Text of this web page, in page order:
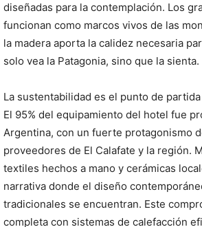
diseñadas para la contemplación. Los
funcionan como marcos vivos de las
la madera aporta la calidez necesaria
solo vea la Patagonia, sino que la sienta.
La sustentabilidad es el punto de
El 95% del equipamiento del hotel fue
Argentina, con un fuerte protagonismo
proveedores de El Calafate y la región.
textiles hechos a mano y cerámicas
narrativa donde el diseño
tradicionales se encuentran. Este
completa con sistemas de calefacción